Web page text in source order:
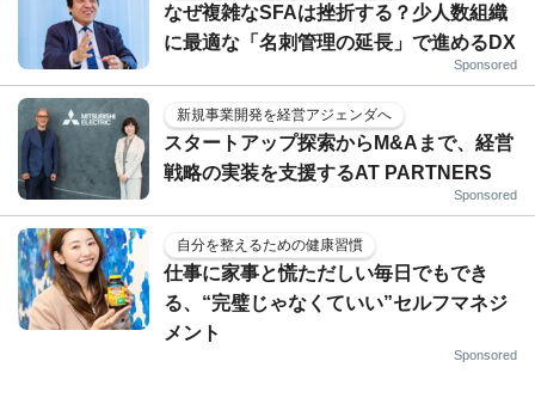
なぜ複雑なSFAは挫折する？少人数組織
に最適な「名刺管理の延長」で進めるDX
Sponsored
新規事業開発を経営アジェンダへ
スタートアップ探索からM&Aまで、経営
戦略の実装を支援するAT PARTNERS
Sponsored
自分を整えるための健康習慣
仕事に家事と慌ただしい毎日でもでき
る、“完璧じゃなくていい”セルフマネジ
メント
Sponsored